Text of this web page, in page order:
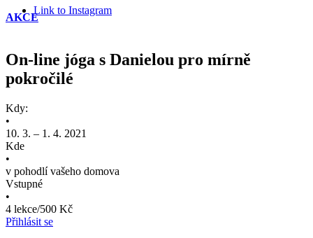
Link to Instagram
AKCE
On-line jóga s Danielou pro mírně
pokročilé
Kdy:
•
10. 3. – 1. 4. 2021
Kde
•
v pohodlí vašeho domova
Vstupné
•
4 lekce/500 Kč
Přihlásit se